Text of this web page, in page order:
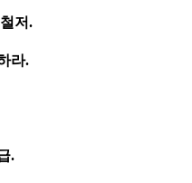
저.
라.
.